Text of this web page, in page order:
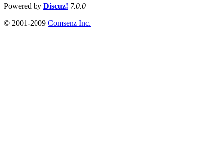
Powered by Discuz! 7.0.0
© 2001-2009 Comsenz Inc.